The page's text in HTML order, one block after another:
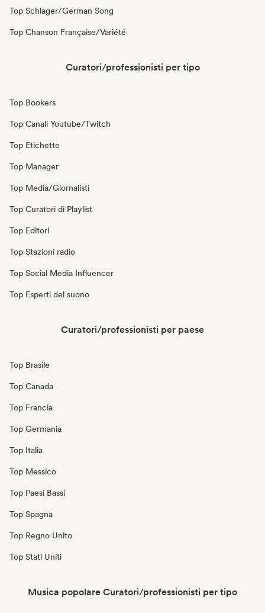
Top Schlager/German Song
Top Chanson Française/Variété
Curatori/professionisti per tipo
Top Bookers
Top Canali Youtube/Twitch
Top Etichette
Top Manager
Top Media/Giornalisti
Top Curatori di Playlist
Top Editori
Top Stazioni radio
Top Social Media Influencer
Top Esperti del suono
Curatori/professionisti per paese
Top Brasile
Top Canada
Top Francia
Top Germania
Top Italia
Top Messico
Top Paesi Bassi
Top Spagna
Top Regno Unito
Top Stati Uniti
Musica popolare Curatori/professionisti per tipo